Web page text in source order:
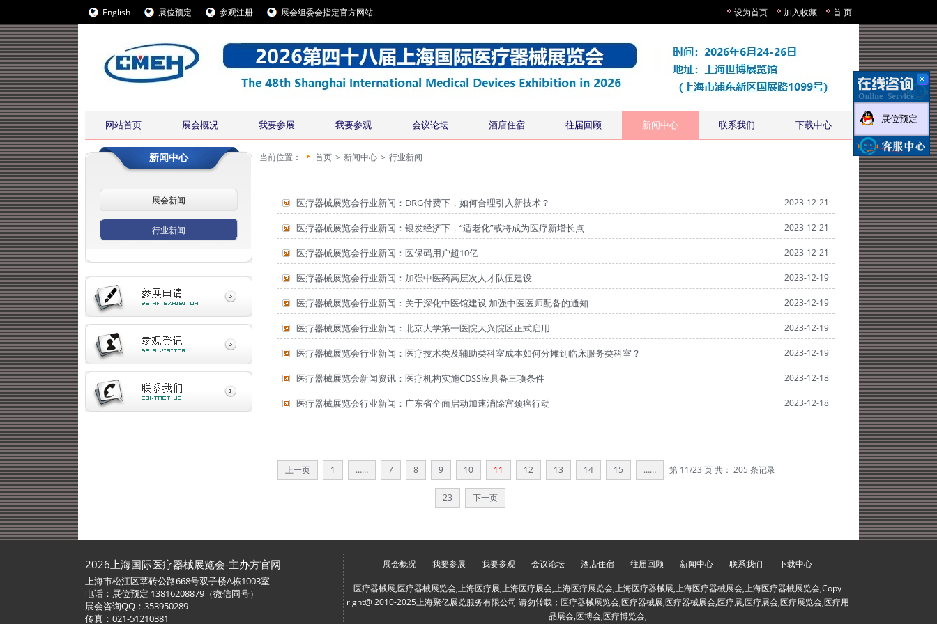
English 展位预定 参观注册 展会组委会指定官方网站 设为首页 加入收藏 首 页
网站首页 展会概况 我要参展 我要参观 会议论坛 酒店住宿 往届回顾 新闻中心 联系我们 下载中心
新闻中心
展会新闻
行业新闻
当前位置： 首页 > 新闻中心 > 行业新闻
医疗器械展览会行业新闻：DRG付费下，如何合理引入新技术？ 2023-12-21
医疗器械展览会行业新闻：银发经济下，“适老化”或将成为医疗新增长点 2023-12-21
医疗器械展览会行业新闻：医保码用户超10亿 2023-12-21
医疗器械展览会行业新闻：加强中医药高层次人才队伍建设 2023-12-19
医疗器械展览会行业新闻：关于深化中医馆建设 加强中医医师配备的通知 2023-12-19
医疗器械展览会行业新闻：北京大学第一医院大兴院区正式启用 2023-12-19
医疗器械展览会行业新闻：医疗技术类及辅助类科室成本如何分摊到临床服务类科室？ 2023-12-19
医疗器械展览会新闻资讯：医疗机构实施CDSS应具备三项条件 2023-12-18
医疗器械展览会行业新闻：广东省全面启动加速消除宫颈癌行动 2023-12-18
第 11/23 页 共：205 条记录
上一页 1 …… 7 8 9 10 11 12 13 14 15 ……
23 下一页
2026上海国际医疗器械展览会-主办方官网
上海市松江区莘砖公路668号双子楼A栋1003室
电话：展位预定 13816208879（微信同号）
展会咨询QQ：353950289
传真：021-51210381
展会概况 我要参展 我要参观 会议论坛 酒店住宿 往届回顾 新闻中心 联系我们 下载中心
医疗器械展,医疗器械展览会,上海医疗展,上海医疗展会,上海医疗展览会,上海医疗器械展,上海医疗器械展会,上海医疗器械展览会,Copy
right@ 2010-2025上海聚亿展览服务有限公司 请勿转载；医疗器械展览会,医疗器械展,医疗器械展会,医疗展,医疗展会,医疗展览会,医疗用
品展会,医博会,医疗博览会,
展位预定